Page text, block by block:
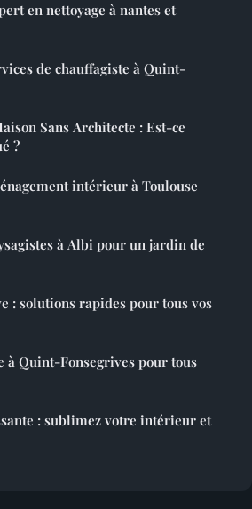
en nettoyage à nantes et
de chauffagiste à Quint-
Sans Architecte : Est-ce
?
intérieur à Toulouse
à Albi pour un jardin de
: solutions rapides pour tous vos
à Quint-Fonsegrives pour tous
: sublimez votre intérieur et